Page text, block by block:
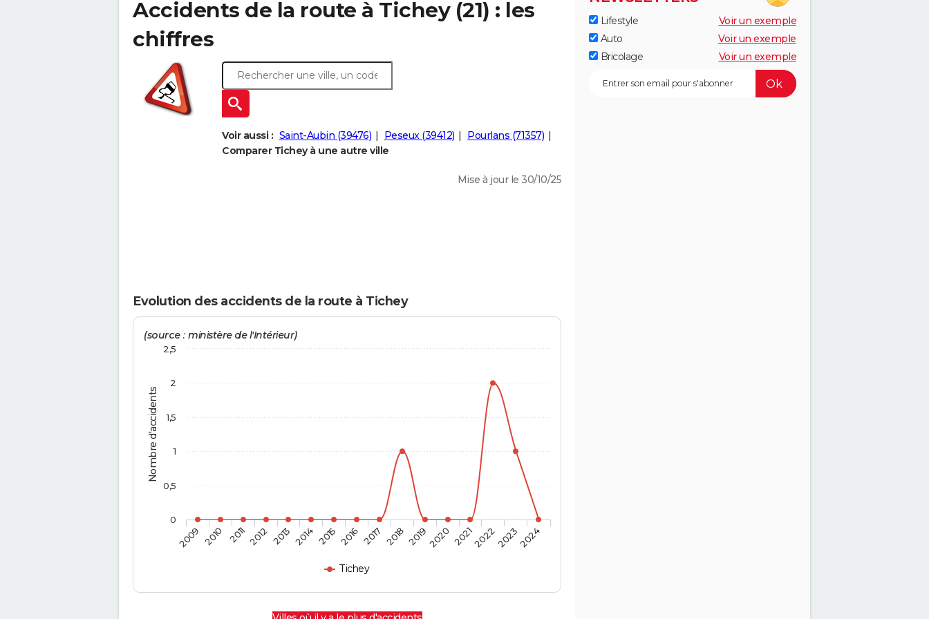
Accidents de la route à Tichey (21) : les
chiffres
Voir aussi : Saint-Aubin (39476) Peseux (39412)
Pourlans (71357)
Comparer Tichey à une autre ville
Mise à jour le 30/10/25
Evolution des accidents de la route à Tichey
Nombre d'accidents
(source : ministère de l'Intérieur)
Tichey
2009 2010 2011 2012 2013 2014 2015 2016 2017 2018 20192020 2021202220232024
0
0,5
1
1,5
2
2,5
Lifestyle
Voir un exemple
Auto
Voir un exemple
Bricolage
Voir un exemple